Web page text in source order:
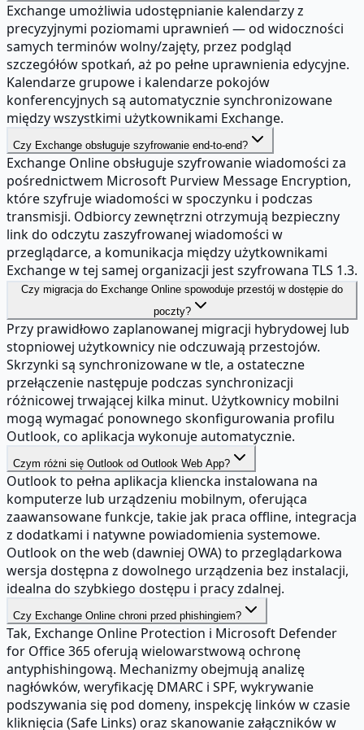
Exchange umożliwia udostępnianie kalendarzy z
precyzyjnymi poziomami uprawnień — od widoczności
samych terminów wolny/zajęty, przez podgląd
szczegółów spotkań, aż po pełne uprawnienia edycyjne.
Kalendarze grupowe i kalendarze pokojów
konferencyjnych są automatycznie synchronizowane
między wszystkimi użytkownikami Exchange.
Czy Exchange obsługuje szyfrowanie end-to-end?
Exchange Online obsługuje szyfrowanie wiadomości za
pośrednictwem Microsoft Purview Message Encryption,
które szyfruje wiadomości w spoczynku i podczas
transmisji. Odbiorcy zewnętrzni otrzymują bezpieczny
link do odczytu zaszyfrowanej wiadomości w
przeglądarce, a komunikacja między użytkownikami
Exchange w tej samej organizacji jest szyfrowana TLS 1.3.
Czy migracja do Exchange Online spowoduje przestój w dostępie do
poczty?
Przy prawidłowo zaplanowanej migracji hybrydowej lub
stopniowej użytkownicy nie odczuwają przestojów.
Skrzynki są synchronizowane w tle, a ostateczne
przełączenie następuje podczas synchronizacji
różnicowej trwającej kilka minut. Użytkownicy mobilni
mogą wymagać ponownego skonfigurowania profilu
Outlook, co aplikacja wykonuje automatycznie.
Czym różni się Outlook od Outlook Web App?
Outlook to pełna aplikacja kliencka instalowana na
komputerze lub urządzeniu mobilnym, oferująca
zaawansowane funkcje, takie jak praca offline, integracja
z dodatkami i natywne powiadomienia systemowe.
Outlook on the web (dawniej OWA) to przeglądarkowa
wersja dostępna z dowolnego urządzenia bez instalacji,
idealna do szybkiego dostępu i pracy zdalnej.
Czy Exchange Online chroni przed phishingiem?
Tak, Exchange Online Protection i Microsoft Defender
for Office 365 oferują wielowarstwową ochronę
antyphishingową. Mechanizmy obejmują analizę
nagłówków, weryfikację DMARC i SPF, wykrywanie
podszywania się pod domeny, inspekcję linków w czasie
kliknięcia (Safe Links) oraz skanowanie załączników w